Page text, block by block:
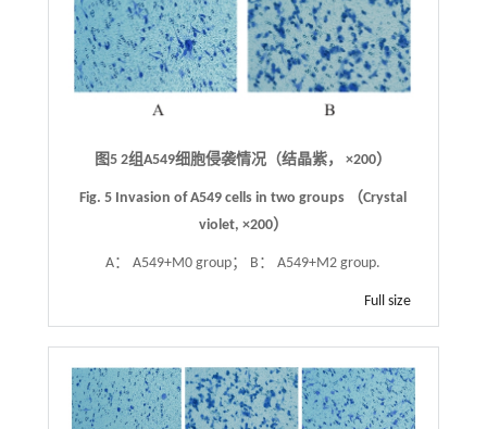
图52组A549细胞侵袭情况（结晶紫， ×200）
Fig. 5 Invasion of A549 cells in two groups （Crystal
violet, ×200）
A： A549+M0 group； B： A549+M2 group.
Full size